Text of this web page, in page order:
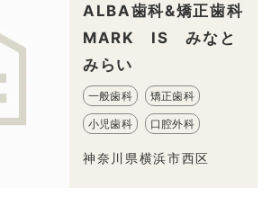
ALBA歯科&矯正歯科
MARK IS みなと
みらい
一般歯科 矯正歯科
小児歯科 口腔外科
神奈川県横浜市西区